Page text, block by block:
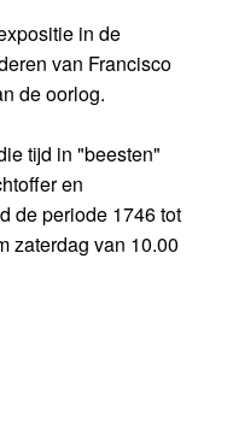
in de
van Francisco
de oorlog.
tijd in "beesten"
en
de periode 1746 tot
zaterdag van 10.00